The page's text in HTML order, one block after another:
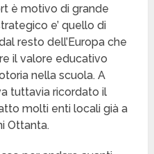
è motivo di grande
e’ quello di
resto dell’Europa che
il valore educativo
nella scuola. A
tuttavia ricordato il
molti enti locali già a
Ottanta.